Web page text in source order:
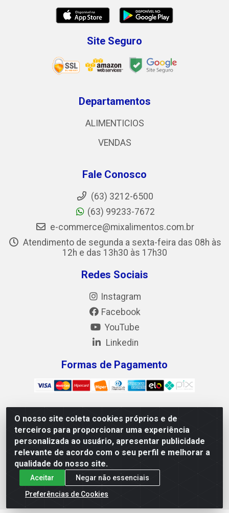
O nosso site coleta cookies próprios e de
terceiros para proporcionar uma experiência
personalizada ao usuário, apresentar publicidade
relevante de acordo com o seu perfil e melhorar a
qualidade do nosso site.
Aceitar
Negar não essenciais
Preferências de Cookies
Site Seguro
Departamentos
ALIMENTICIOS
VENDAS
Fale Conosco
(63) 3212-6500
(63) 99233-7672
e-commerce@mixalimentos.com.br
Atendimento de segunda a sexta-feira das 08h às
12h e das 13h30 às 17h30
Redes Sociais
Instagram
Facebook
YouTube
Linkedin
Formas de Pagamento
Mix Alimentos LTDA - Quadra Asr Ne 55 (412 Norte), Alameda
02, S/N - Plano Diretor Norte, Palmas/TO - CEP 77.006-540 -
CNPJ 05.922.500/0001-02